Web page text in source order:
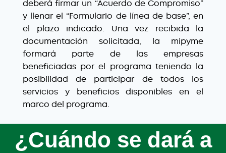
deberá firmar un “Acuerdo de Compromiso”
y llenar el “Formulario de línea de base”, en
el plazo indicado. Una vez recibida la
documentación solicitada, la mipyme
formará parte de las empresas
beneficiadas por el programa teniendo la
posibilidad de participar de todos los
servicios y beneficios disponibles en el
marco del programa.
¿Cuándo se dará a